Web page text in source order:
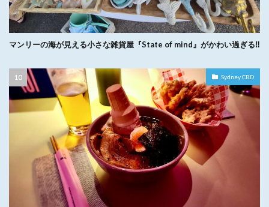
マンリーの海が見える小さな雑貨屋『State of mind』がかわい過ぎる‼︎
Sydney CBD